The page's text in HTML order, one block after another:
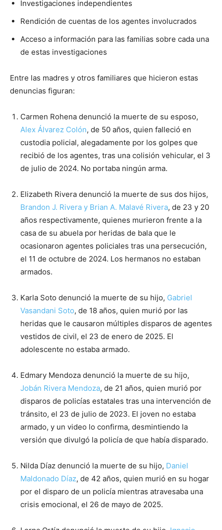
Investigaciones independientes
Rendición de cuentas de los agentes involucrados
Acceso a información para las familias sobre cada una
de estas investigaciones
Entre las madres y otros familiares que hicieron estas
denuncias figuran:
Carmen Rohena denunció la muerte de su esposo,
Alex Álvarez Colón, de 50 años, quien falleció en
custodia policial, alegadamente por los golpes que
recibió de los agentes, tras una colisión vehicular, el 3
de julio de 2024. No portaba ningún arma.
Elizabeth Rivera denunció la muerte de sus dos hijos,
Brandon J. Rivera y Brian A. Malavé Rivera, de 23 y 20
años respectivamente, quienes murieron frente a la
casa de su abuela por heridas de bala que le
ocasionaron agentes policiales tras una persecución,
el 11 de octubre de 2024. Los hermanos no estaban
armados.
Karla Soto denunció la muerte de su hijo, Gabriel
Vasandani Soto, de 18 años, quien murió por las
heridas que le causaron múltiples disparos de agentes
vestidos de civil, el 23 de enero de 2025. El
adolescente no estaba armado.
Edmary Mendoza denunció la muerte de su hijo,
Jobán Rivera Mendoza, de 21 años, quien murió por
disparos de policías estatales tras una intervención de
tránsito, el 23 de julio de 2023. El joven no estaba
armado, y un video lo confirma, desmintiendo la
versión que divulgó la policía de que había disparado.
Nilda Díaz denunció la muerte de su hijo, Daniel
Maldonado Díaz, de 42 años, quien murió en su hogar
por el disparo de un policía mientras atravesaba una
crisis emocional, el 26 de mayo de 2025.